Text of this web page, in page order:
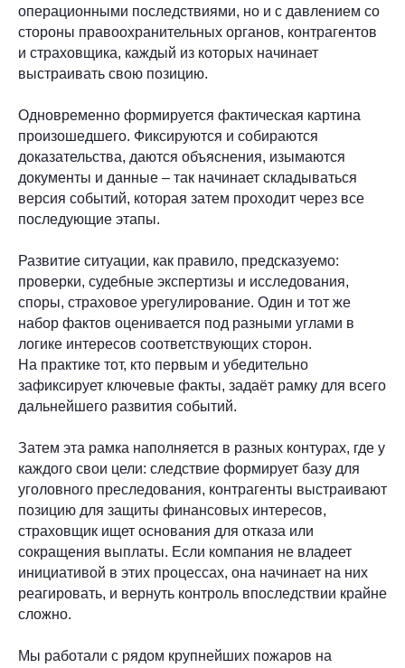
операционными последствиями, но и с давлением со
стороны правоохранительных органов, контрагентов
и страховщика, каждый из которых начинает
выстраивать свою позицию.
Одновременно формируется фактическая картина
произошедшего. Фиксируются и собираются
доказательства, даются объяснения, изымаются
документы и данные – так начинает складываться
версия событий, которая затем проходит через все
последующие этапы.
Развитие ситуации, как правило, предсказуемо:
проверки, судебные экспертизы и исследования,
споры, страховое урегулирование. Один и тот же
набор фактов оценивается под разными углами в
логике интересов соответствующих сторон.
На практике тот, кто первым и убедительно
зафиксирует ключевые факты, задаёт рамку для всего
дальнейшего развития событий.
Затем эта рамка наполняется в разных контурах, где у
каждого свои цели: следствие формирует базу для
уголовного преследования, контрагенты выстраивают
позицию для защиты финансовых интересов,
страховщик ищет основания для отказа или
сокращения выплаты. Если компания не владеет
инициативой в этих процессах, она начинает на них
реагировать, и вернуть контроль впоследствии крайне
сложно.
Мы работали с рядом крупнейших пожаров на